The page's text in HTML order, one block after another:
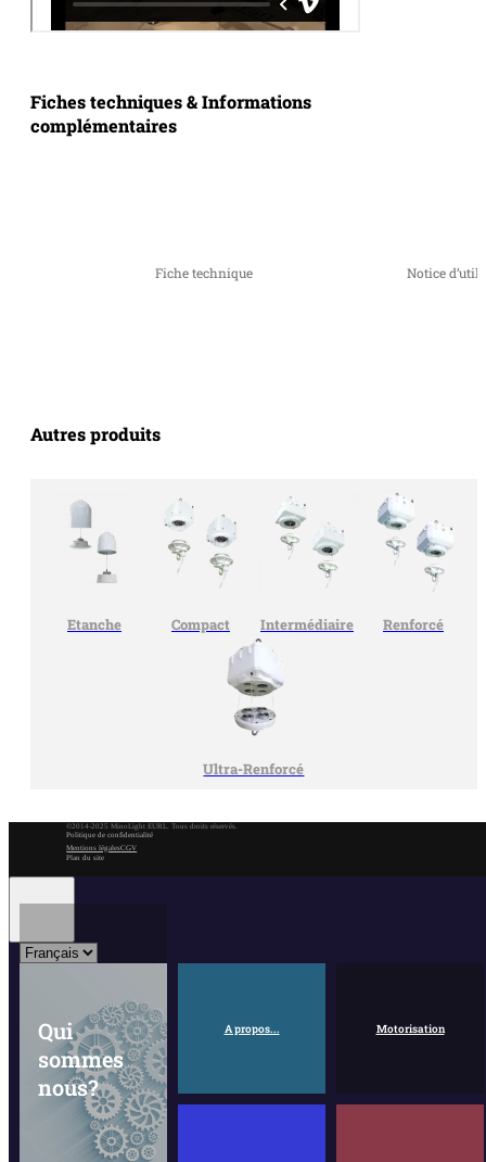
Fiches techniques & Informations
complémentaires
Fiche technique Notice
Autres produits
Etanche Compact Intermédiaire Renforcé
Ultra-Renforcé
©2014-2025 MinoLight EURL. Tous droits réservés.
Politique de confidentialité
Mentions légalesCGV
Plan du site
Qui
sommes
nous?
A propos... Motorisation